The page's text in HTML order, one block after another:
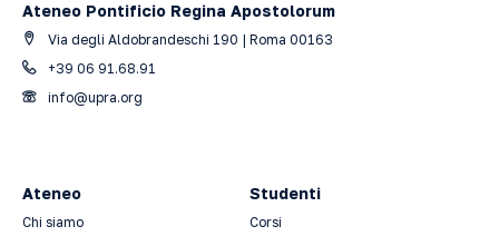
Ateneo Pontificio Regina Apostolorum
Via degli Aldobrandeschi 190 | Roma 00163
+39 06 91.68.91
info@upra.org
Ateneo
Chi siamo
Studenti
Corsi